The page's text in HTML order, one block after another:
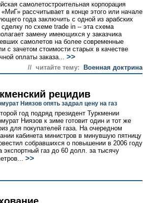
самолетостроительная корпорация
рассчитывает в конце этого или начале
года заключить с одной из арабских
сделку по схеме trade in -- эта схема
замену имеющихся у заказчика
самолетов на более современные
с зачетом стоимости старых в качестве
оплаты заказа... >>
// читайте тему: Военная доктрина
рецидив
Ниязов опять задрал цену на газ
год подряд президент Туркмении
Ниязов к зиме готовит один и тот же
для покупателей газа. На очередном
кабинета министров в минувшую пятницу
собравшихся о повышении в 2006 году
экспортный газ до 60 долл. за тысячу
>>